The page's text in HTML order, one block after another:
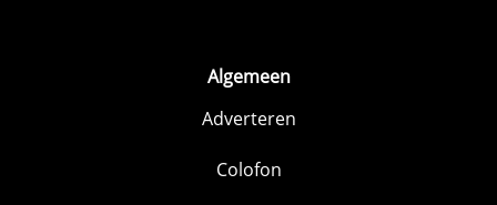
Algemeen
Adverteren
Colofon